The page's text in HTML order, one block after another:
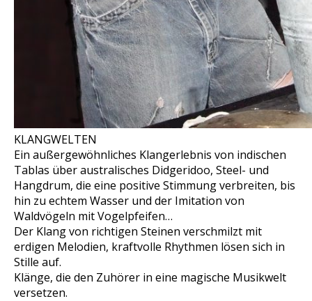
KLANGWELTEN
Ein außergewöhnliches Klangerlebnis von indischen
Tablas über australisches Didgeridoo, Steel- und
Hangdrum, die eine positive Stimmung verbreiten, bis
hin zu echtem Wasser und der Imitation von
Waldvögeln mit Vogelpfeifen…
Der Klang von richtigen Steinen verschmilzt mit
erdigen Melodien, kraftvolle Rhythmen lösen sich in
Stille auf.
Klänge, die den Zuhörer in eine magische Musikwelt
versetzen.